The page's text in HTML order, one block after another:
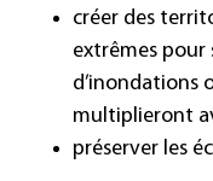
créer des
extrêmes pour
d’inondations
multiplieront
préserver les